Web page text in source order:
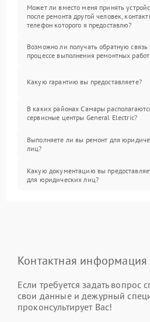
Может ли вместо меня принять
после ремонта другой человек,
телефон которого я предоставлю?
Возможно ли получать обратную связь
процессе выполнения ремонтных
Какую гарантию вы предоставляете?
В каких районах Самары
сервисные центры General Electric?
Выполняете ли вы ремонт для
лиц?
Какую документацию вы
для юридических лиц?
Контактная информация
Если требуется задать вопрос
свои данные и дежурный
проконсультирует Вас!